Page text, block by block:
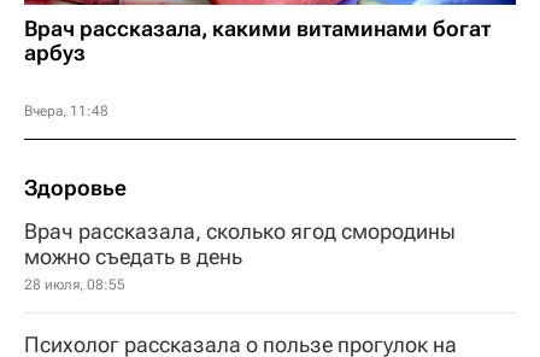
Врач рассказала, какими витаминами богат
арбуз
Вчера, 11:48
Здоровье
Врач рассказала, сколько ягод смородины
можно съедать в день
28 июля, 08:55
Психолог рассказала о пользе прогулок на